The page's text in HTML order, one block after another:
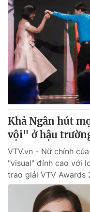
Y tế
Thế giới
Tin tức
Thế giới đó đây
Câu chuyện quốc tế
Kinh tế
Tài chính
Thị trường
Góc doanh nghiệp
Dữ liệu và đời sống
Truyền hình
Phim VTV
Hậu trường
Nhân vật
Khán giả
Giải trí
Điện ảnh
Đời sống
Giáo dục
Khả Ngân hút
vội" ở hậu
VTV.vn - Nữ chính
"visual" đỉnh cao với
trao giải VTV Awards